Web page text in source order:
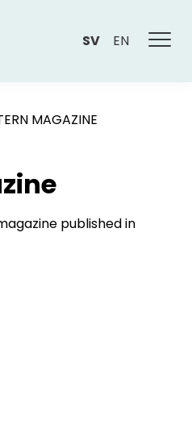
SV EN
MAGAZINE
published in